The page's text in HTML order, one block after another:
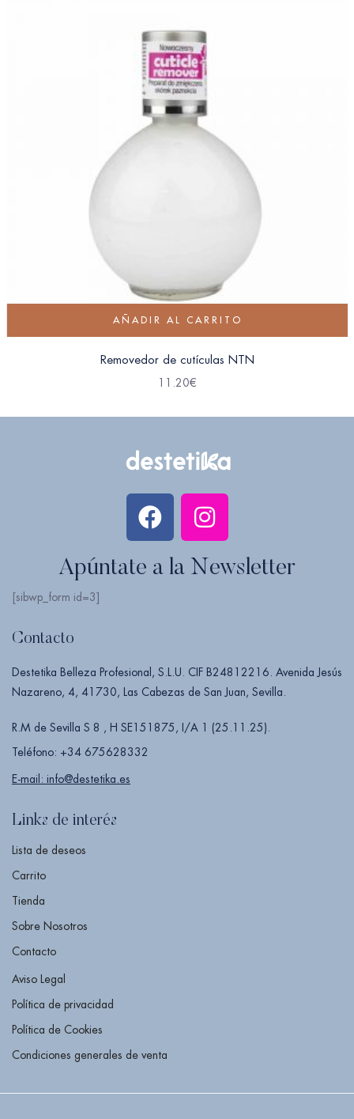
AÑADIR AL CARRITO
Removedor de cutículas NTN
11.20€
Apúntate a la Newsletter
[sibwp_form id=3]
Contacto
Destetika Belleza Profesional, S.L.U. CIF B24812216. Avenida Jesús
Nazareno, 4, 41730, Las Cabezas de San Juan, Sevilla.
R.M de Sevilla S 8 , H SE151875, I/A 1 (25.11.25).
Teléfono: +34 675628332
E-mail: info@destetika.es
Links de interés
Lista de deseos
Carrito
Tienda
Sobre Nosotros
Contacto
Aviso Legal
Política de privacidad
Política de Cookies
Condiciones generales de venta